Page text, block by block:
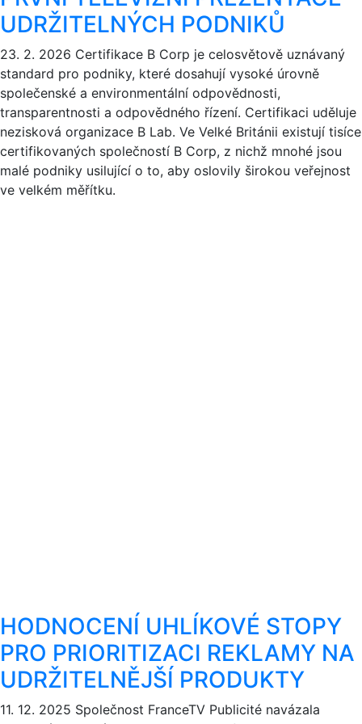
UDRŽITELNÝCH PODNIKŮ
23. 2. 2026 Certifikace B Corp je celosvětově uznávaný
standard pro podniky, které dosahují vysoké úrovně
společenské a environmentální odpovědnosti,
transparentnosti a odpovědného řízení. Certifikaci uděluje
nezisková organizace B Lab. Ve Velké Británii existují tisíce
certifikovaných společností B Corp, z nichž mnohé jsou
malé podniky usilující o to, aby oslovily širokou veřejnost
ve velkém měřítku.
HODNOCENÍ UHLÍKOVÉ STOPY
PRO PRIORITIZACI REKLAMY NA
UDRŽITELNĚJŠÍ PRODUKTY
11. 12. 2025 Společnost FranceTV Publicité navázala